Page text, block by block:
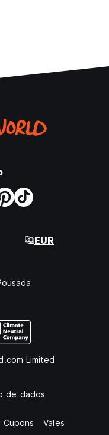
EUR
Limited
de dados
Cupons Vales